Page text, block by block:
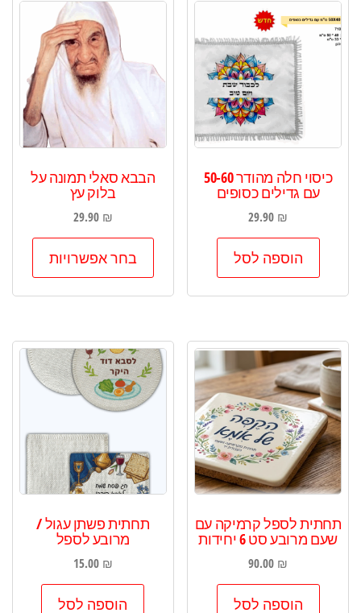
כיסוי חלה מהודר 50-60
עם גדילים כסופים
29.90 ₪
הוספה לסל
הבבא סאלי תמונה על
בלוק עץ
29.90 ₪
בחר אפשרויות
ניתן
תחתית לספל קרמיקה עם
שעם מרובע סט 6 יחידות
90.00 ₪
הוספה לסל
תחתית פשתן עגול /
מרובע לספל
15.00 ₪
הוספה לסל